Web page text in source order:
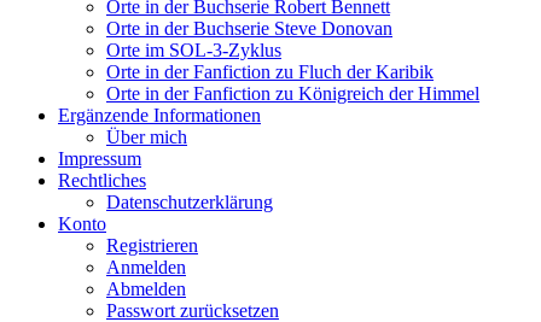
Orte in der Buchserie Robert Bennett
Orte in der Buchserie Steve Donovan
Orte im SOL-3-Zyklus
Orte in der Fanfiction zu Fluch der Karibik
Orte in der Fanfiction zu Königreich der Himmel
Ergänzende Informationen
Über mich
Impressum
Rechtliches
Datenschutzerklärung
Konto
Registrieren
Anmelden
Abmelden
Passwort zurücksetzen